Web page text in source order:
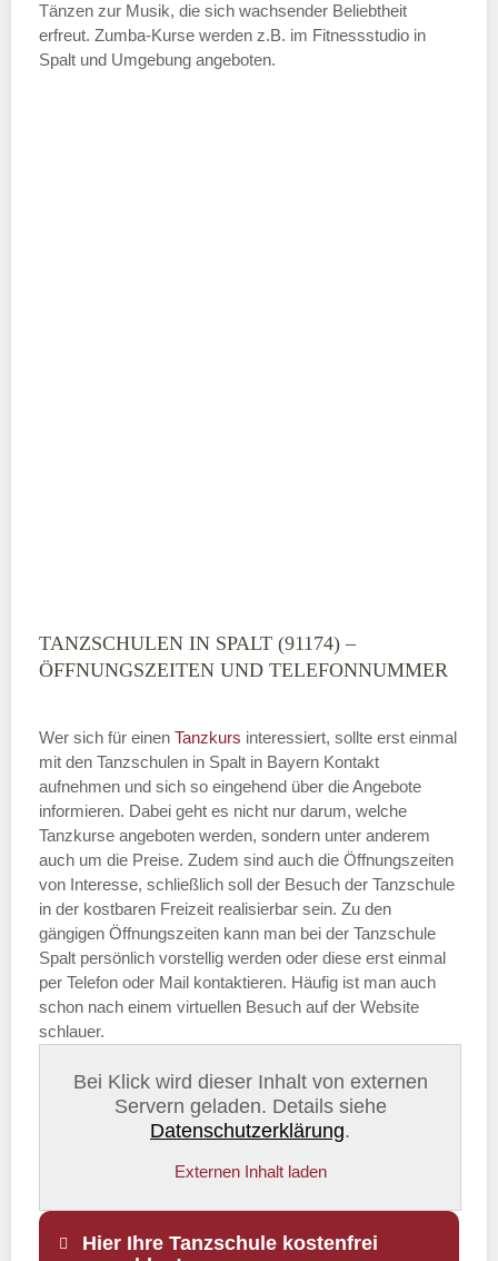
Tänzen zur Musik, die sich wachsender Beliebtheit
erfreut. Zumba-Kurse werden z.B. im Fitnessstudio in
Spalt und Umgebung angeboten.
TANZSCHULEN IN SPALT (91174) –
ÖFFNUNGSZEITEN UND TELEFONNUMMER
Wer sich für einen Tanzkurs interessiert, sollte erst einmal
mit den Tanzschulen in Spalt in Bayern Kontakt
aufnehmen und sich so eingehend über die Angebote
informieren. Dabei geht es nicht nur darum, welche
Tanzkurse angeboten werden, sondern unter anderem
auch um die Preise. Zudem sind auch die Öffnungszeiten
von Interesse, schließlich soll der Besuch der Tanzschule
in der kostbaren Freizeit realisierbar sein. Zu den
gängigen Öffnungszeiten kann man bei der Tanzschule
Spalt persönlich vorstellig werden oder diese erst einmal
per Telefon oder Mail kontaktieren. Häufig ist man auch
schon nach einem virtuellen Besuch auf der Website
schlauer.
Bei Klick wird dieser Inhalt von externen
Servern geladen. Details siehe
Datenschutzerklärung.
Externen Inhalt laden
Hier Ihre Tanzschule kostenfrei